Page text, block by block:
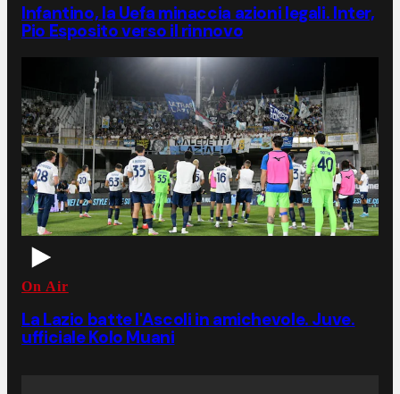
Infantino, la Uefa minaccia azioni legali. Inter,
Pio Esposito verso il rinnovo
On Air
La Lazio batte l'Ascoli in amichevole. Juve.
ufficiale Kolo Muani